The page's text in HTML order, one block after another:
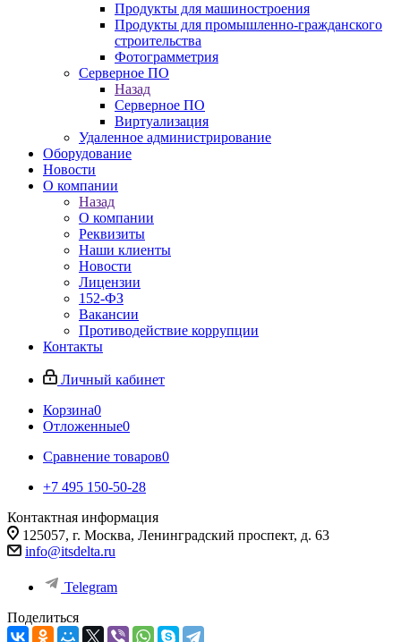
Продукты для машиностроения
Продукты для промышленно-гражданского
строительства
Фотограмметрия
Серверное ПО
Назад
Серверное ПО
Виртуализация
Удаленное администрирование
Оборудование
Новости
О компании
Назад
О компании
Реквизиты
Наши клиенты
Новости
Лицензии
152-ФЗ
Вакансии
Противодействие коррупции
Контакты
Личный кабинет
Корзина0
Отложенные0
Сравнение товаров0
+7 495 150-50-28
Контактная информация
125057, г. Москва, Ленинградский проспект, д. 63
info@itsdelta.ru
Telegram
Поделиться